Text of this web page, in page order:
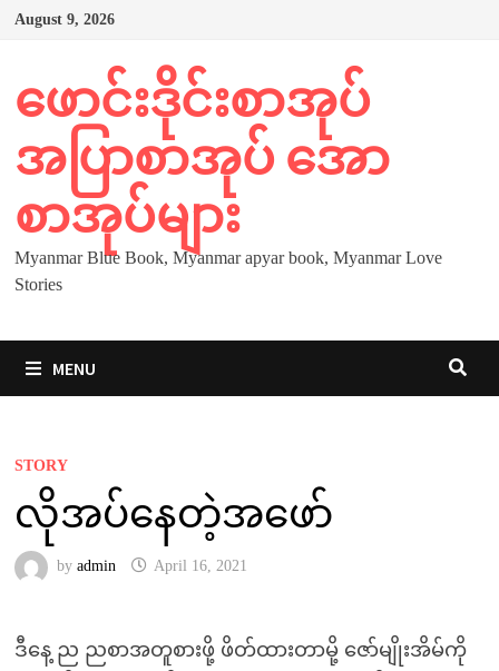
Skip
August 9, 2026
ဖောင်းဒိုင်းစာအုပ်
အပြာစာအုပ် အော
စာအုပ်များ
Myanmar Blue Book, Myanmar apyar book, Myanmar Love
Stories
MENU
STORY
လိုအပ်နေတဲ့အဖော်
by admin April 16, 2021
ဒီနေ့ ည ညစာအတူစားဖို့ ဖိတ်ထားတာမို့ ဇော်မျိုးအိမ်ကို